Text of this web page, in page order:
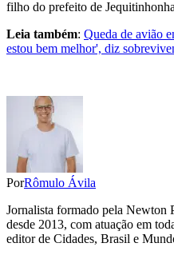
filho do prefeito de
Leia também: Queda de avião
estou bem melhor', diz
PorRômulo Ávila
Jornalista formado pela Newton
desde 2013, com atuação em
editor de Cidades, Brasil e